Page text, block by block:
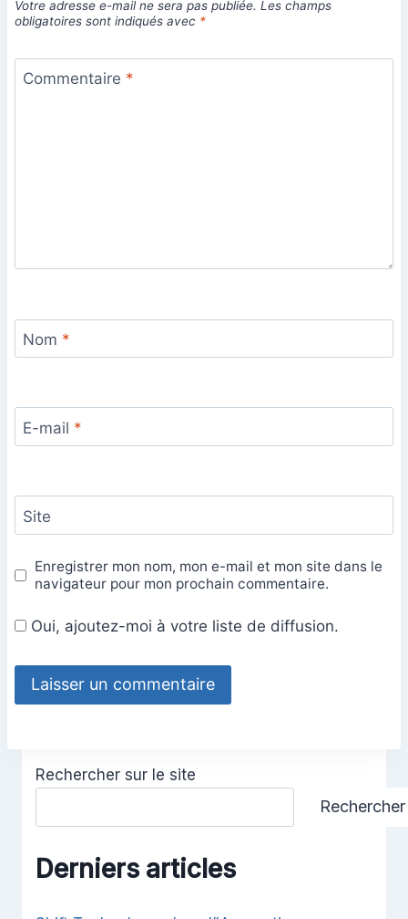
Votre adresse e-mail ne sera pas publiée. Les champs
obligatoires sont indiqués avec *
Commentaire *
Nom *
E-mail *
Site
Enregistrer mon nom, mon e-mail et mon site dans le
navigateur pour mon prochain commentaire.
Oui, ajoutez-moi à votre liste de diffusion.
Rechercher sur le site
Rechercher
Derniers articles